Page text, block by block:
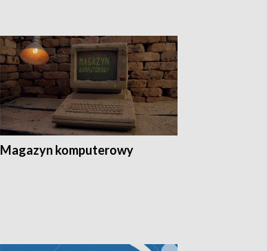
Magazyn komputerowy